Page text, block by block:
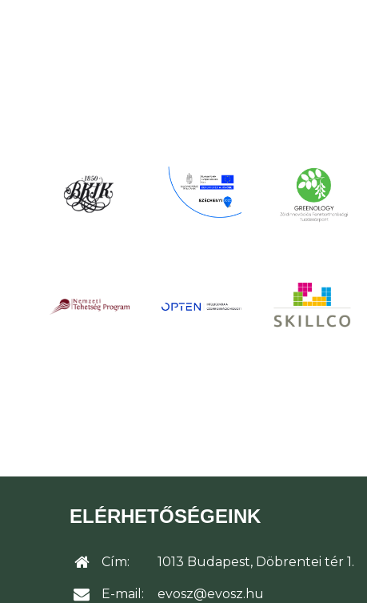
ELÉRHETŐSÉGEINK
Cím: 1013 Budapest, Döbrentei tér 1.
E-mail: evosz@evosz.hu